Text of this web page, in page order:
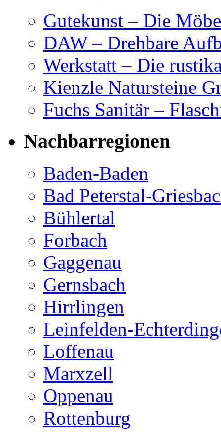
Gutekunst – Die
DAW – Drehbare
Werkstatt – Die
Kienzle Natursteine
Fuchs Sanitär –
Nachbarregionen
Baden-Baden
Bad Peterstal-
Bühlertal
Forbach
Gaggenau
Gernsbach
Hirrlingen
Leinfelden-
Loffenau
Marxzell
Oppenau
Rottenburg